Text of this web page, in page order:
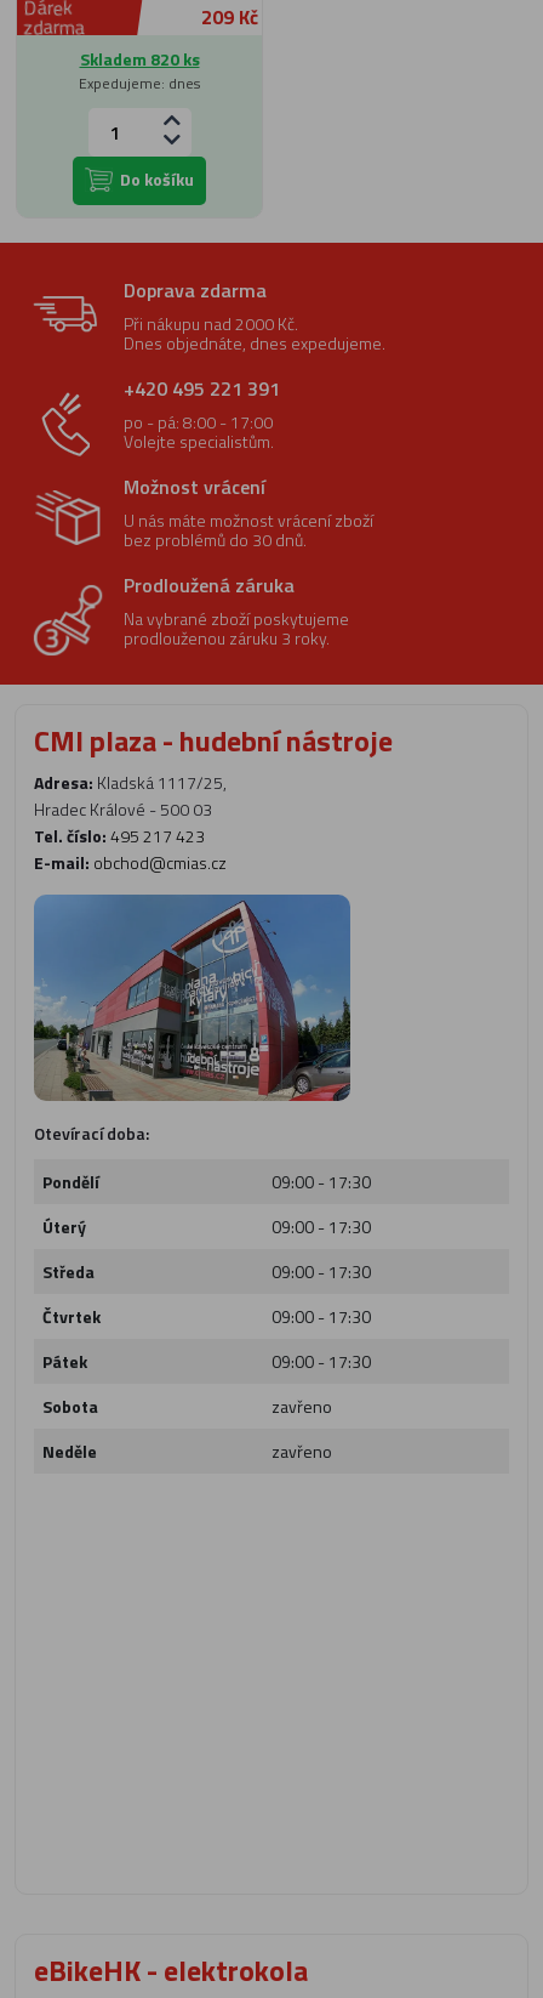
Dárek
zdarma 209 Kč
Skladem 820 ks
Expedujeme: dnes
Do košíku
Doprava zdarma
Při nákupu nad 2000 Kč.
Dnes objednáte, dnes expedujeme.
+420 495 221 391
po - pá: 8:00 - 17:00
Volejte specialistům.
Možnost vrácení
U nás máte možnost vrácení zboží
bez problémů do 30 dnů.
Prodloužená záruka
Na vybrané zboží poskytujeme
prodlouženou záruku 3 roky.
CMI plaza - hudební nástroje
Adresa: Kladská 1117/25,
Hradec Králové - 500 03
Tel. číslo:495 217 423
E-mail: obchod@cmias.cz
Otevírací doba:
Pondělí
09:00 - 17:30
Úterý
09:00 - 17:30
Středa
09:00 - 17:30
Čtvrtek
09:00 - 17:30
Pátek
09:00 - 17:30
Sobota
zavřeno
Neděle
zavřeno
eBikeHK - elektrokola